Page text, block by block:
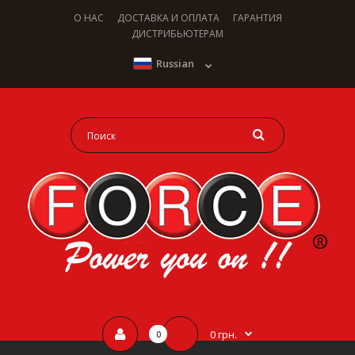
О НАС ДОСТАВКА И ОПЛАТА
ГАРАНТИЯ
ДИСТРИБЬЮТЕРАМ
Russian
0 0 грн.